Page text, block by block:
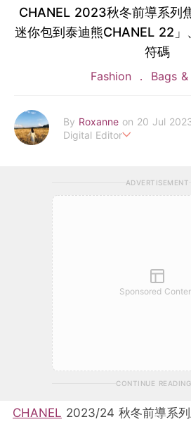
CHANEL 2023秋冬前導系列
迷你包到泰迪熊CHANEL 22」
符碼
Fashion Bags
By Roxanne on 20 Jul
Digital Editor
roxanne.lee@poplady-mag.com
ADVERTISEMENT
Sponsored
CONTINUE READING
CHANEL 2023/24 秋冬前導系